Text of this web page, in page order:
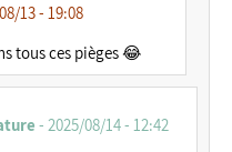
13 - 19:08
tous ces pièges 😂
- 2025/08/14 - 12:42